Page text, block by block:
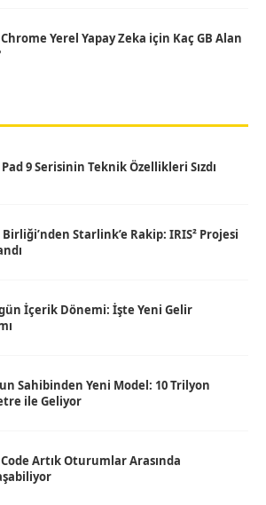
Yerel Yapay Zeka için Kaç GB Alan
9 Serisinin Teknik Özellikleri Sızdı
Starlink’e Rakip: IRIS² Projesi
İçerik Dönemi: İşte Yeni Gelir
Sahibinden Yeni Model: 10 Trilyon
ile Geliyor
Artık Oturumlar Arasında